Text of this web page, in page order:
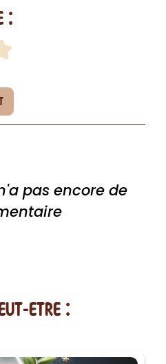
:
pas encore de
ETRE :